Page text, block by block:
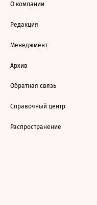
О компании
Редакция
Менеджмент
Архив
Обратная связь
Справочный центр
Распространение